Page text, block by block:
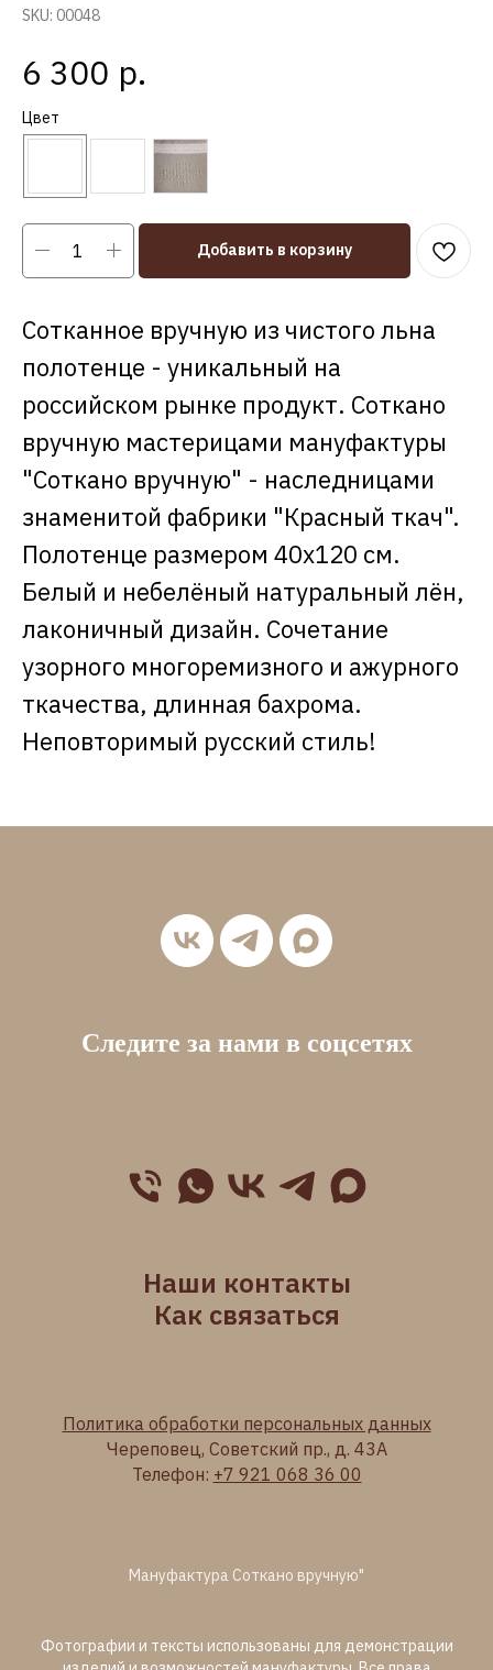
SKU: 00048
6 300 р.
Цвет
Добавить в корзину
Сотканное вручную из чистого льна
полотенце - уникальный на
российском рынке продукт. Соткано
вручную мастерицами мануфактуры
"Соткано вручную" - наследницами
знаменитой фабрики "Красный ткач".
Полотенце размером 40х120 см.
Белый и небелёный натуральный лён,
лаконичный дизайн. Сочетание
узорного многоремизного и ажурного
ткачества, длинная бахрома.
Неповторимый русский стиль!
Следите за нами в соцсетях
Наши контакты
Как связаться
Политика обработки персональных данных
Череповец, Советский пр., д. 43А
Телефон: +7 921 068 36 00
Мануфактура Соткано вручную"
Фотографии и тексты использованы для демонстрации